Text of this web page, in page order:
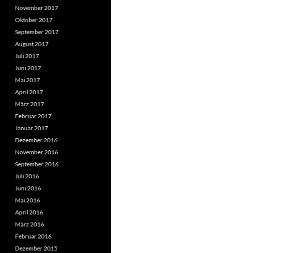
November 2017
Oktober 2017
September 2017
August 2017
Juli 2017
Juni 2017
Mai 2017
April 2017
März 2017
Februar 2017
Januar 2017
Dezember 2016
November 2016
September 2016
Juli 2016
Juni 2016
Mai 2016
April 2016
März 2016
Februar 2016
Dezember 2015